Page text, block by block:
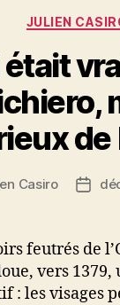
JULIEN
était
de
Casiro
Date
feutrés de
vers
: les visages